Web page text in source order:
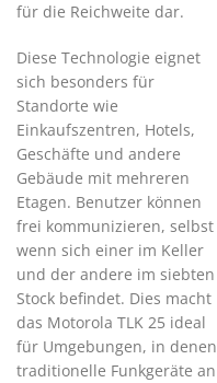
für die Reichweite dar.
Diese Technologie eignet
sich besonders für
Standorte wie
Einkaufszentren, Hotels,
Geschäfte und andere
Gebäude mit mehreren
Etagen. Benutzer können
frei kommunizieren, selbst
wenn sich einer im Keller
und der andere im siebten
Stock befindet. Dies macht
das Motorola TLK 25 ideal
für Umgebungen, in denen
traditionelle Funkgeräte an